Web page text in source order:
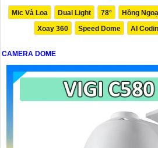
Mic Và Loa Dual Light 78° Hồng
Xoay 360
Speed Dome AI
CAMERA DOME